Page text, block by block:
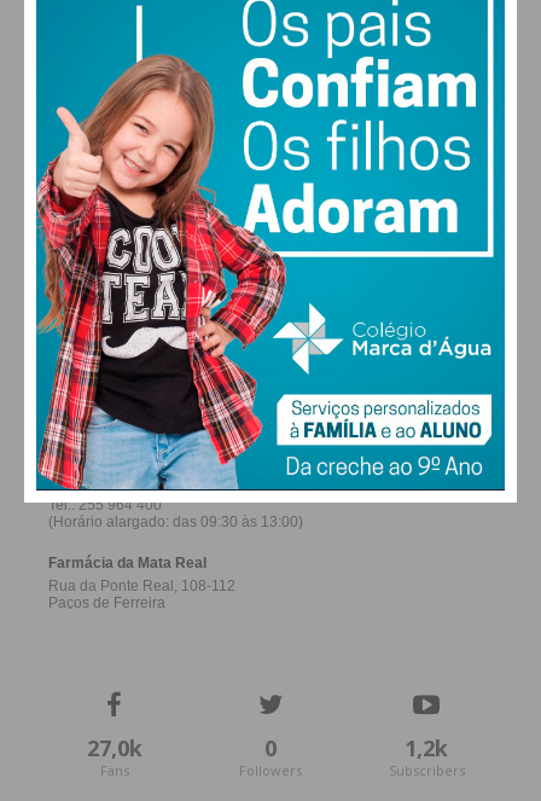
DOM SEG
30°
TER
31
QUA
FARMACIAS DE SERVIÇO EM PAÇOS DE
FERREIRA
27,0k
Fans
0
Followers
1,2k
Subscribers